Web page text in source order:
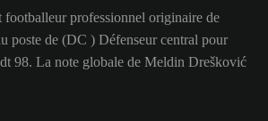
professionnel originaire de
poste de (DC ) Défenseur central pour
98. La note globale de Meldin Drešković